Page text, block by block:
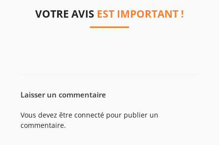
VOTRE AVIS EST IMPORTANT !
Laisser un commentaire
Vous devez êtreconnecté pour publier un
commentaire.